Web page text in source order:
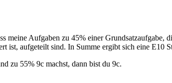
meine Aufgaben zu 45% einer
ist, aufgeteilt sind. In Summe ergibt sich eine E10
zu 55% 9c machst, dann bist du 9c.